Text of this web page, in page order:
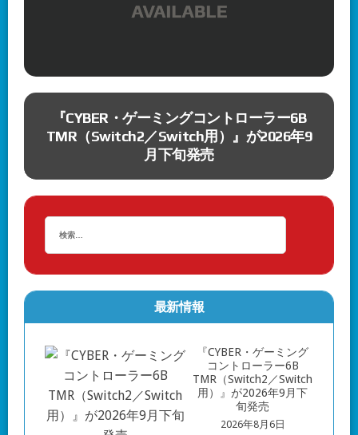
「ファイナルファンタジー ピクセルリマス
ター ビルドチャームコレクション Vol.3」発
売決定、価格は1,650円から
最新情報
『CYBER・ゲーミング
コントローラー6B
TMR（Switch2／Switch
用）』が2026年9月下
旬発売
2026年8月6日